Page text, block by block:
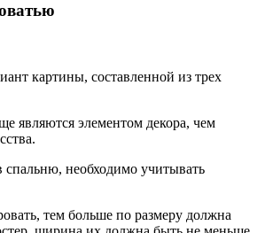
картины, составленной из трех
являются элементом декора, чем
спальню, необходимо учитывать
тем больше по размеру должна